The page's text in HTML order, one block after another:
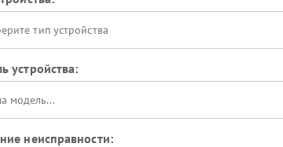
тип устройства
устройства:
неисправности: